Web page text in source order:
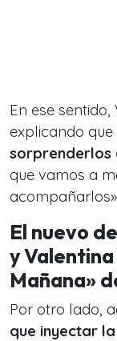
En ese
explicando que
sorprenderlos
que vamos a
El nuevo
y Valentina
Mañana»
Por otro lado,
que inyectar